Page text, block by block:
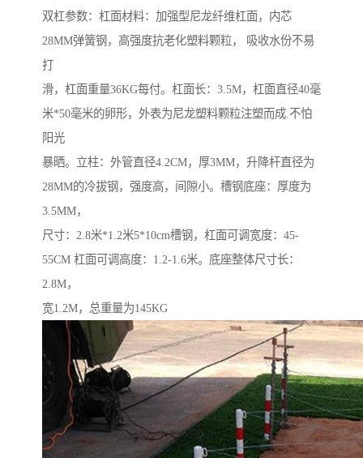
双杠参数：杠面材料：加强型尼龙纤维杠面，内芯
28MM弹簧钢，高强度抗老化塑料颗粒， 吸收水份不易
打
滑，杠面重量36KG每付。杠面长：3.5M，杠面直径40毫
米*50毫米的卵形，外表为尼龙塑料颗粒注塑而成.不怕
阳光
暴晒。立柱：外管直径4.2CM，厚3MM，升降杆直径为
28MM的冷拔钢，强度高，间隙小。槽钢底座：厚度为
3.5MM，
尺寸：2.8米*1.2米5*10cm槽钢，杠面可调宽度：45-
55CM 杠面可调高度：1.2-1.6米。底座整体尺寸长：
2.8M，
宽1.2M，总重量为145KG